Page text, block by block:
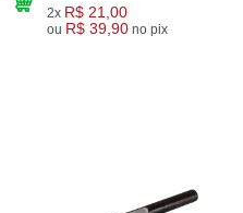
2x R$ 21,00
ou R$ 39,90 no pix